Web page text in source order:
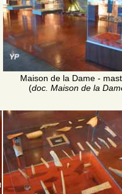
Maison de la Dame -
(doc. Maison de la